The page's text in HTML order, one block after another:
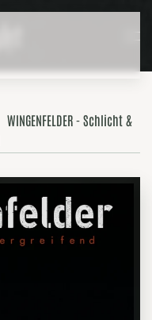
WINGENFELDER - Schlicht &